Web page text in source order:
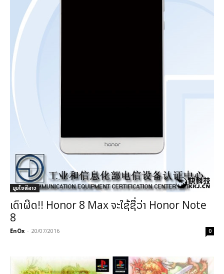
ມູມໄອທີລາວ
ເດົາຜິດ!! Honor 8 Max ຈະໃຊ້ຊື່ວ່າ Honor Note
8
ÊnÖx - 20/07/2016 0